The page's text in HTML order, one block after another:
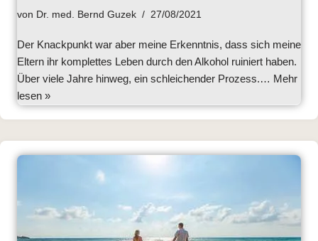
von Dr. med. Bernd Guzek 27/08/2021
Der Knackpunkt war aber meine Erkenntnis, dass sich meine
Eltern ihr komplettes Leben durch den Alkohol ruiniert haben.
Über viele Jahre hinweg, ein schleichender Prozess.… Mehr
lesen »